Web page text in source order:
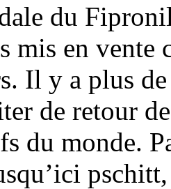
du
mis en vente
Il y a plus
de retour
du monde.